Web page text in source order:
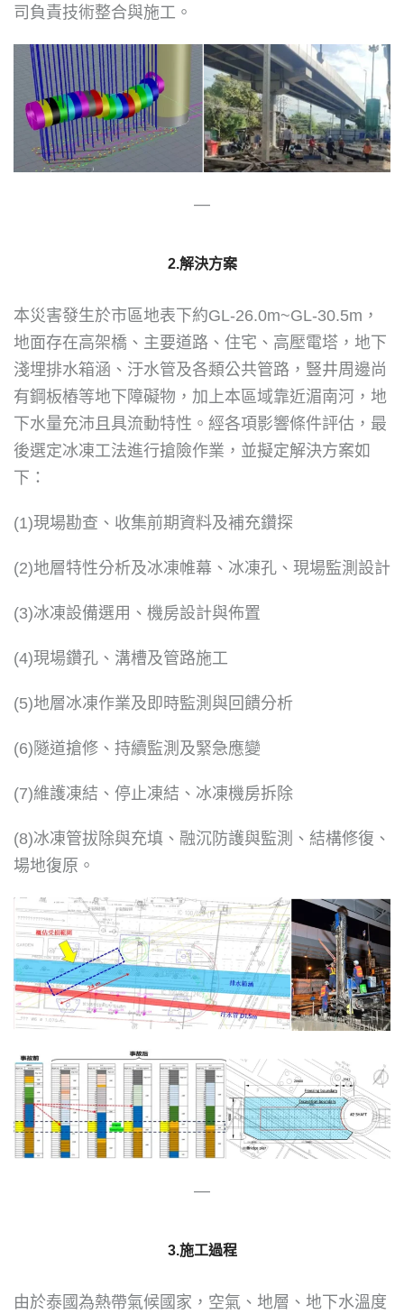
司負責技術整合與施工。
—
2.解決方案
本災害發生於市區地表下約GL-26.0m~GL-30.5m，
地面存在高架橋、主要道路、住宅、高壓電塔，地下
淺埋排水箱涵、汙水管及各類公共管路，豎井周邊尚
有鋼板樁等地下障礙物，加上本區域靠近湄南河，地
下水量充沛且具流動特性。經各項影響條件評估，最
後選定冰凍工法進行搶險作業，並擬定解決方案如
下：
(1)現場勘查、收集前期資料及補充鑽探
(2)地層特性分析及冰凍帷幕、冰凍孔、現場監測設計
(3)冰凍設備選用、機房設計與佈置
(4)現場鑽孔、溝槽及管路施工
(5)地層冰凍作業及即時監測與回饋分析
(6)隧道搶修、持續監測及緊急應變
(7)維護凍結、停止凍結、冰凍機房拆除
(8)冰凍管拔除與充填、融沉防護與監測、結構修復、
場地復原。
—
3.施工過程
由於泰國為熱帶氣候國家，空氣、地層、地下水溫度